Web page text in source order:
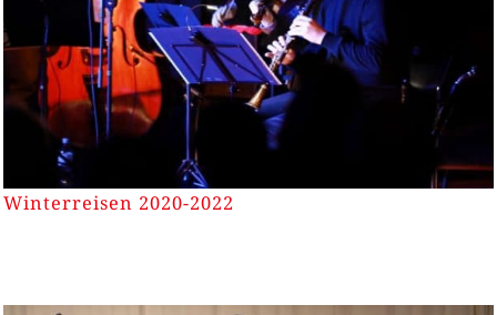
Winterreisen 2020-2022